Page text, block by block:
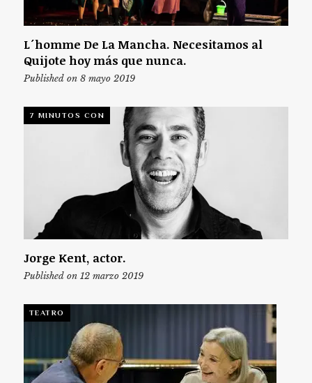
L´homme De La Mancha. Necesitamos al
Quijote hoy más que nunca.
Published on 8 mayo 2019
7 MINUTOS CON
Jorge Kent, actor.
Published on 12 marzo 2019
TEATRO